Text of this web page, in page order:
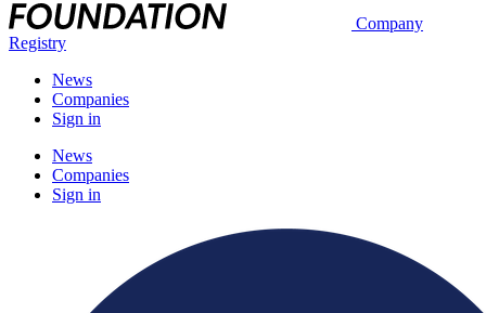
Company
Registry
News
Companies
Sign in
News
Companies
Sign in